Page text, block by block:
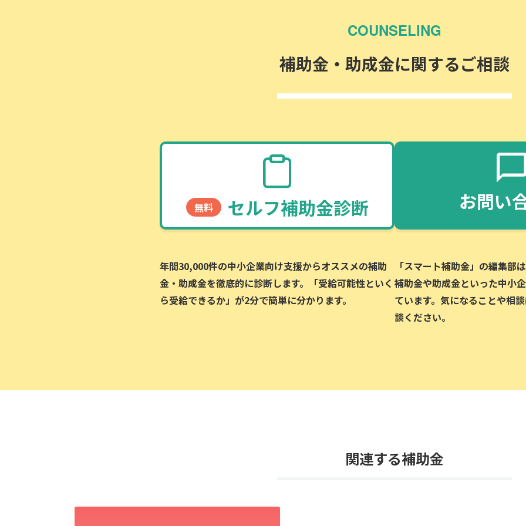
COUNSELING
補助金・助成金に関するご相談
無料 セルフ補助金診断
年間30,000件の中小企業向け支援からオススメの補助
金・助成金を徹底的に診断します。「受給可能性といく
ら受給できるか」が2分で簡単に分かります。
お問い
「スマート補助金」の編集部
補助金や助成金といった中小
ています。気になることや相
談ください。
関連する補助金